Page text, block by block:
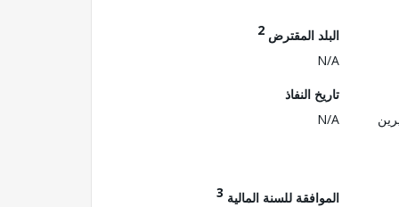
البلد المقترض 2
N/A
تاريخ النفاذ
N/A
الموافقة للسنة المالية 3